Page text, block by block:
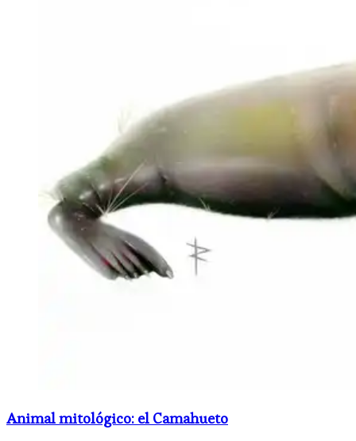
Animal mitológico: el Camahueto